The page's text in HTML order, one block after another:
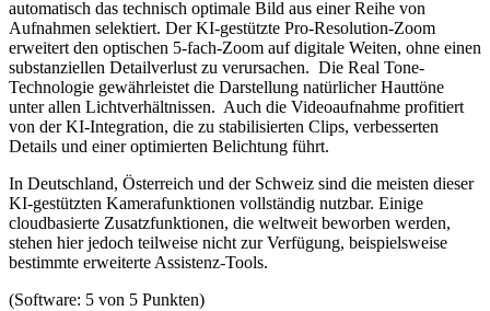
automatisch das technisch optimale Bild aus einer Reihe von
Aufnahmen selektiert. Der KI-gestützte Pro-Resolution-Zoom
erweitert den optischen 5-fach-Zoom auf digitale Weiten, ohne einen
substanziellen Detailverlust zu verursachen. Die Real Tone-
Technologie gewährleistet die Darstellung natürlicher Hauttöne
unter allen Lichtverhältnissen. Auch die Videoaufnahme profitiert
von der KI-Integration, die zu stabilisierten Clips, verbesserten
Details und einer optimierten Belichtung führt.
In Deutschland, Österreich und der Schweiz sind die meisten dieser
KI-gestützten Kamerafunktionen vollständig nutzbar. Einige
cloudbasierte Zusatzfunktionen, die weltweit beworben werden,
stehen hier jedoch teilweise nicht zur Verfügung, beispielsweise
bestimmte erweiterte Assistenz-Tools.
(Software: 5 von 5 Punkten)